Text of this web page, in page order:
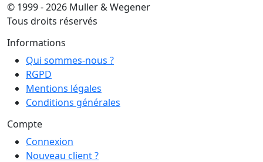
© 1999 - 2026 Muller & Wegener
Tous droits réservés
Informations
Qui sommes-nous ?
RGPD
Mentions légales
Conditions générales
Compte
Connexion
Nouveau client ?